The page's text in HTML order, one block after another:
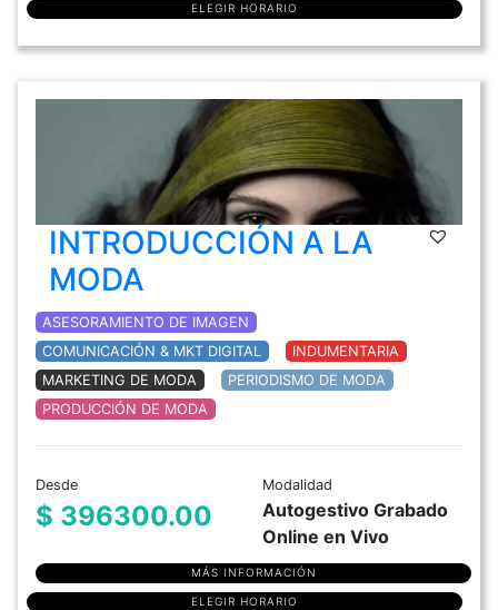
ELEGIR HORARIO
INTRODUCCIÓN A LA
MODA
ASESORAMIENTO DE IMAGEN
COMUNICACIÓN & MKT DIGITAL
INDUMENTARIA
MARKETING DE MODA
PERIODISMO DE MODA
PRODUCCIÓN DE MODA
Desde
$ 396300.00
Modalidad
Autogestivo Grabado
Online en Vivo
MÁS INFORMACIÓN
ELEGIR HORARIO